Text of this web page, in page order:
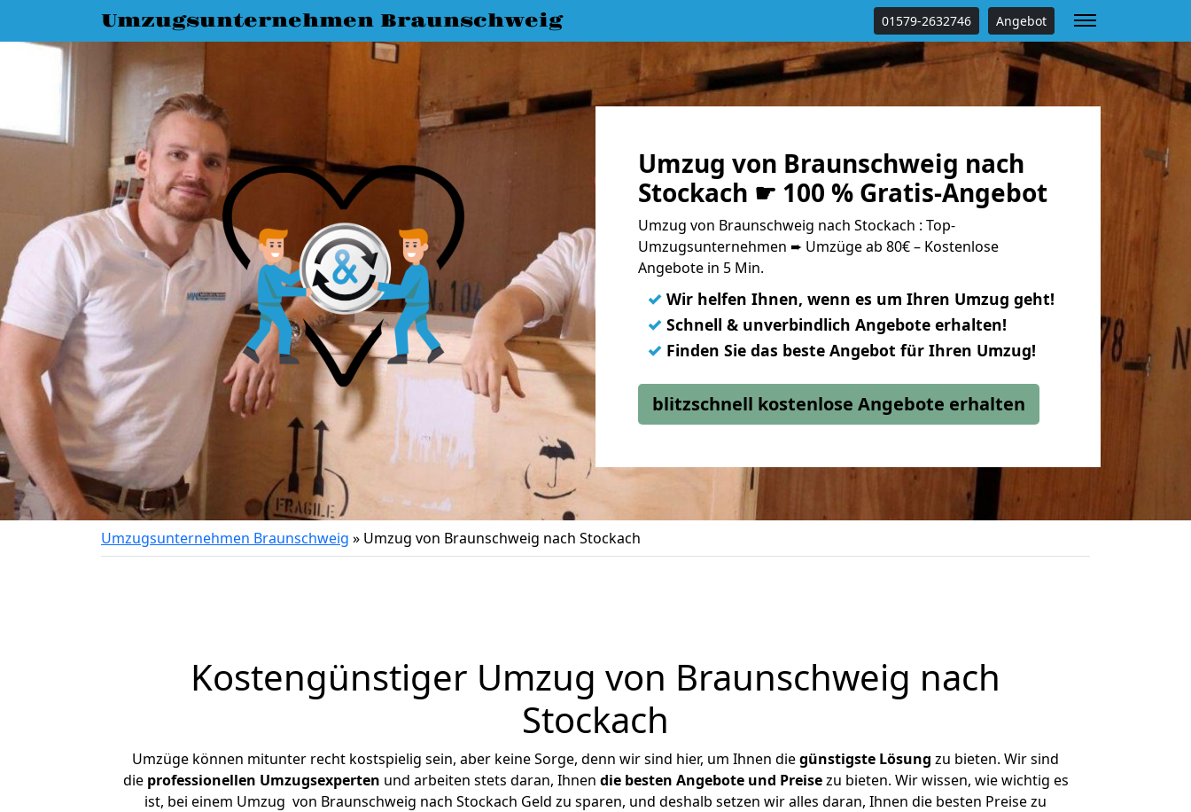
Umzugsunternehmen Braunschweig 01579-2632746 Angebot
Umzug von Braunschweig nach
Stockach ☛ 100 % Gratis-Angebot
Umzug von Braunschweig nach Stockach : Top-
Umzugsunternehmen ➨ Umzüge ab 80€ – Kostenlose
Angebote in 5 Min.
✓ Wir helfen Ihnen, wenn es um Ihren Umzug geht!
✓ Schnell & unverbindlich Angebote erhalten!
✓ Finden Sie das beste Angebot für Ihren Umzug!
blitzschnell kostenlose Angebote erhalten
Umzugsunternehmen Braunschweig » Umzug von Braunschweig nach Stockach
Kostengünstiger Umzug von Braunschweig nach
Stockach
Umzüge können mitunter recht kostspielig sein, aber keine Sorge, denn wir sind hier, um Ihnen diegünstigste Lösung zu bieten. Wir sind
die professionellen Umzugsexperten und arbeiten stets daran, Ihnen die besten Angebote und Preisezu bieten. Wir wissen, wie wichtig es
ist, bei einem Umzug von Braunschweig nach Stockach Geld zu sparen, und deshalb setzen wir alles daran, Ihnen die besten Preise zu